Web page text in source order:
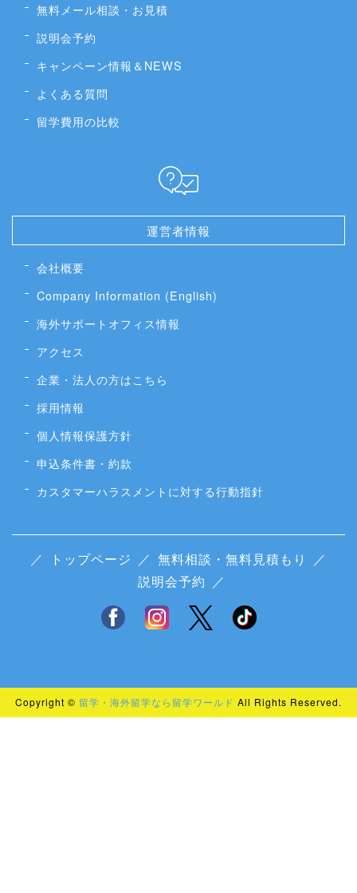
無料メール相談・お見積
説明会予約
キャンペーン情報＆NEWS
よくある質問
留学費用の比較
運営者情報
会社概要
Company Information (English)
海外サポートオフィス情報
アクセス
企業・法人の方はこちら
採用情報
個人情報保護方針
申込条件書・約款
カスタマーハラスメントに対する行動指針
／ トップページ ／ 無料相談・無料見積もり
／
説明会予約 ／
Copyright © 留学・海外留学なら留学ワールド All Rights Reserved.